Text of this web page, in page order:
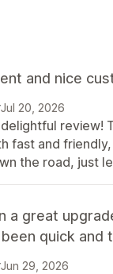
and nice
Jul 20, 2026
review!
fast and
the road, just
a great
quick and
Jun 29, 2026